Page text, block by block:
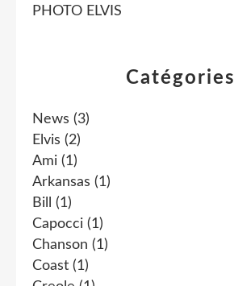
Catégories
News (3)
Elvis (2)
Ami (1)
Arkansas (1)
Bill
(1)
Capocci (1)
Chanson (1)
Coast (1)
PHOTO ELVIS